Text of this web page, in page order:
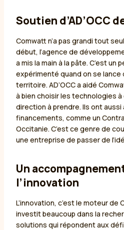
Soutien d’AD’OCC
Comwatt n’a pas grandi tout
début, l’agence de
a mis la main à la pâte. C’est un
expérimenté quand on se lance
territoire. AD’OCC a aidé
à bien choisir les technologies
direction à prendre. Ils ont
financements, comme un
Occitanie. C’est ce genre de
une entreprise de passer de
Un
l’innovation
L’innovation, c’est le moteur de
investit beaucoup dans la
solutions qui répondent aux